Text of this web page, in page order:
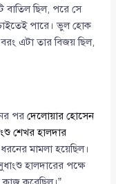
বাতিল ছিল, পরে সে
পারে। ভুল হোক
বরং এটা তার বিজয় ছিল,
পরদেলোয়ার হোসেন
শেখর হালদার
মামলা হয়েছিল।
হালদারের পক্ষে